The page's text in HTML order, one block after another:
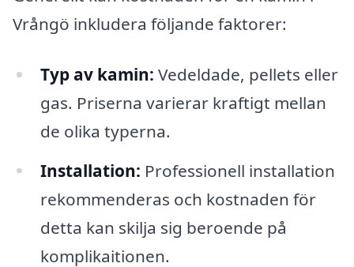
Vrångö inkludera följande faktorer:
Typ av kamin: Vedeldade, pellets eller
gas. Priserna varierar kraftigt mellan
de olika typerna.
Installation: Professionell installation
rekommenderas och kostnaden för
detta kan skilja sig beroende på
komplikaitionen.